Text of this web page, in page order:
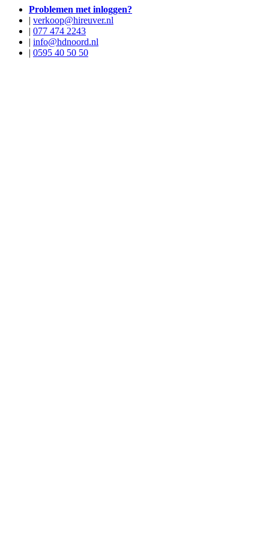
Problemen met inloggen?
| verkoop@hireuver.nl
| 077 474 2243
| info@hdnoord.nl
| 0595 40 50 50